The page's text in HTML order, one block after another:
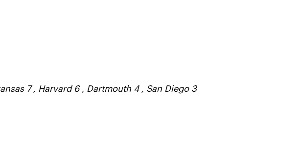
7 , Harvard 6 , Dartmouth 4 , San Diego 3